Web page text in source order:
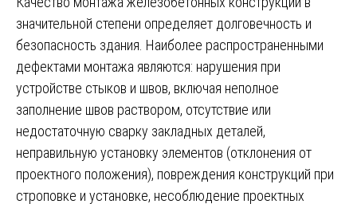
значительной степени определяет долговечность и
безопасность здания. Наиболее распространенными
дефектами монтажа являются: нарушения при
устройстве стыков и швов, включая неполное
заполнение швов раствором, отсутствие или
недостаточную сварку закладных деталей,
неправильную установку элементов (отклонения от
проектного положения), повреждения конструкций при
строповке и установке, несоблюдение проектных